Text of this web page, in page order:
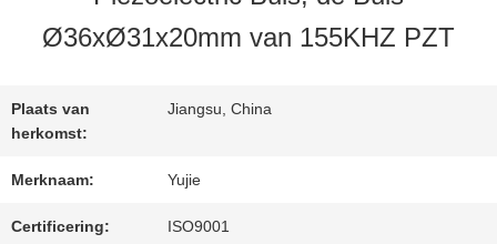
KWALITEITSCONTROLE
ONS
VERZOEK
Ø36xØ31x20mm van 155KHZ PZT
Plaats van
herkomst:
Jiangsu, China
Merknaam: Yujie
Certificering: ISO9001